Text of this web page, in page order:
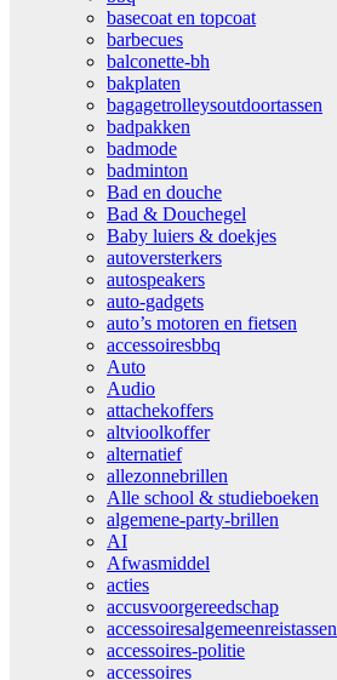
basecoat en topcoat
barbecues
balconette-bh
bakplaten
bagagetrolleysoutdoortassen
badpakken
badmode
badminton
Bad en douche
Bad & Douchegel
Baby luiers & doekjes
autoversterkers
autospeakers
auto-gadgets
auto’s motoren en fietsen
accessoiresbbq
Auto
Audio
attachekoffers
altvioolkoffer
alternatief
allezonnebrillen
Alle school & studieboeken
algemene-party-brillen
AI
Afwasmiddel
acties
accusvoorgereedschap
accessoiresalgemeenreistassen
accessoires-politie
accessoires